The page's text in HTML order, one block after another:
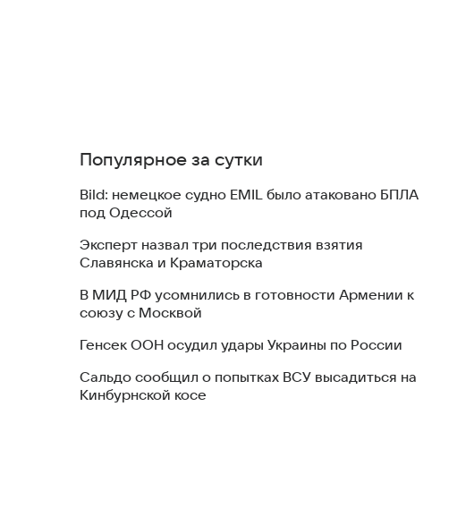
Популярное за сутки
Bild: немецкое судно EMIL было атаковано БПЛА
под Одессой
Эксперт назвал три последствия взятия
Славянска и Краматорска
В МИД РФ усомнились в готовности Армении к
союзу с Москвой
Генсек ООН осудил удары Украины по России
Сальдо сообщил о попытках ВСУ высадиться на
Кинбурнской косе